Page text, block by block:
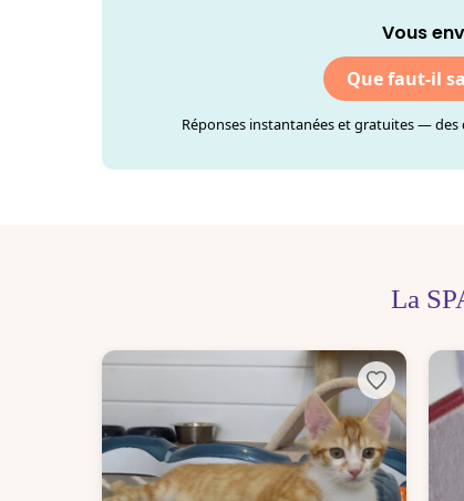
Vous
Que faut-il
Réponses instantanées et gratuites —
La